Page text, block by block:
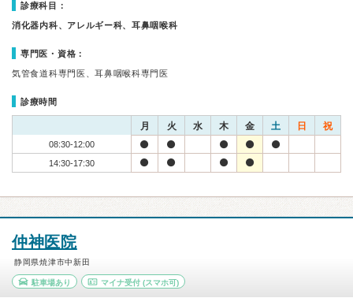
診療科目：
消化器内科、アレルギー科、耳鼻咽喉科
専門医・資格：
気管食道科専門医、耳鼻咽喉科専門医
診療時間
月 火 水 木 金 土 日 祝
08:30-12:00
14:30-17:30
仲神医院
静岡県焼津市中新田
駐車場あり マイナ受付(スマホ可)